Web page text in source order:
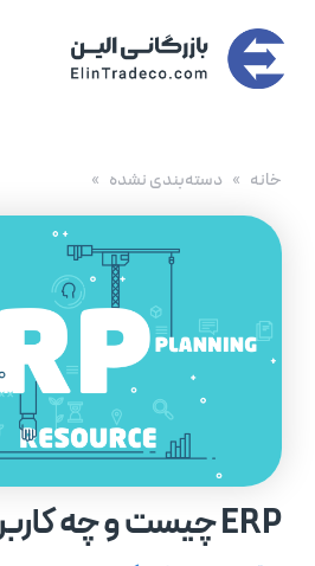
خانه دسته‌بندی نشده
ERP چیست و چه کاربردهایی دارد؟